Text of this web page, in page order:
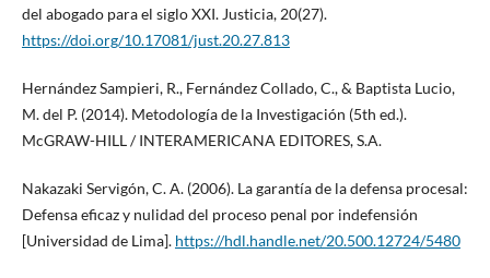
del abogado para el siglo XXI. Justicia, 20(27).
https://doi.org/10.17081/just.20.27.813
Hernández Sampieri, R., Fernández Collado, C., & Baptista Lucio,
M. del P. (2014). Metodología de la Investigación (5th ed.).
McGRAW-HILL / INTERAMERICANA EDITORES, S.A.
Nakazaki Servigón, C. A. (2006). La garantía de la defensa procesal:
Defensa eficaz y nulidad del proceso penal por indefensión
[Universidad de Lima]. https://hdl.handle.net/20.500.12724/5480